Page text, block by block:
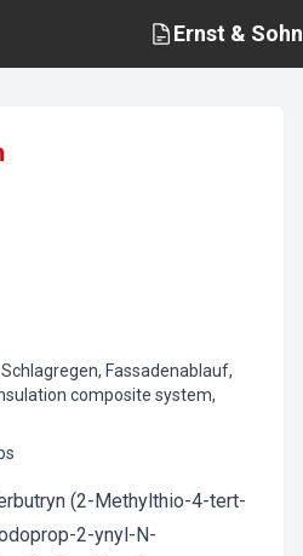
Ernst & Sohn
Fassadenablauf,
composite system,
(2-Methylthio-4-tert-
2-ynyl-N-